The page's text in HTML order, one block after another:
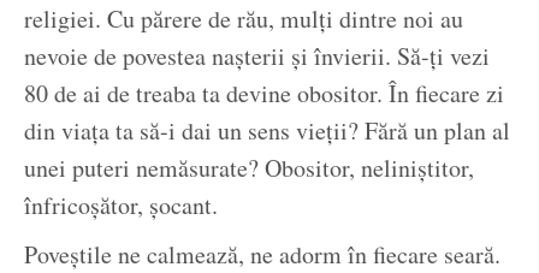
religiei. Cu părere de rău, mulți dintre noi au
nevoie de povestea nașterii și învierii. Să-ți vezi
80 de ai de treaba ta devine obositor. În fiecare zi
din viața ta să-i dai un sens vieții? Fără un plan al
unei puteri nemăsurate? Obositor, neliniștitor,
înfricoșător, șocant.
Poveștile ne calmează, ne adorm în fiecare seară.